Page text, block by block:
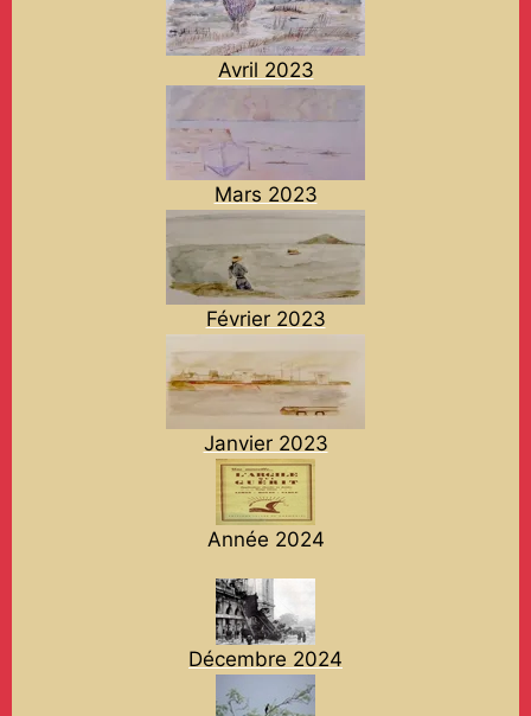
Avril 2023
Mars 2023
Février 2023
Janvier 2023
Année 2024
Décembre 2024